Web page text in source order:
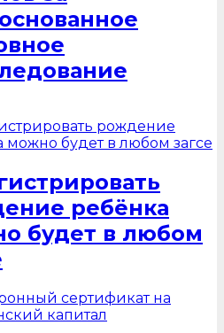
ребёнка
будет в любом